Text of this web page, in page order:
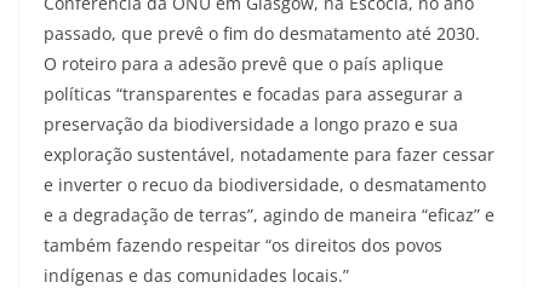
passado, que prevê o fim do desmatamento até 2030.
O roteiro para a adesão prevê que o país aplique
políticas “transparentes e focadas para assegurar a
preservação da biodiversidade a longo prazo e sua
exploração sustentável, notadamente para fazer cessar
e inverter o recuo da biodiversidade, o desmatamento
e a degradação de terras”, agindo de maneira “eficaz” e
também fazendo respeitar “os direitos dos povos
indígenas e das comunidades locais.”